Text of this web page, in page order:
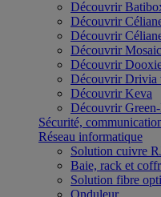
Découvrir
Découvrir
Découvrir
Découvrir
Découvrir
Découvrir Drivia
Découvrir Keva
Découvrir
Sécurité,
Réseau informatique
Solution cuivre
Baie, rack et
Solution fibre
Onduleur